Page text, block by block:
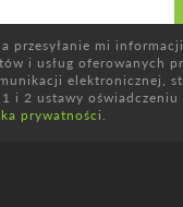
przesyłanie mi
i usług oferowanych
elektronicznej,
i 2 ustawy oświadczeniu
prywatności.